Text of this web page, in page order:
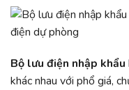
Bộ lưu điện nhập khẩu
khác nhau với phổ giá,